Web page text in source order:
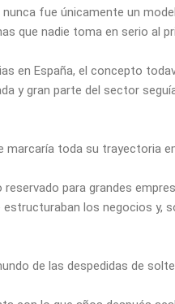
fue únicamente un
que nadie toma en serio al
en España, el concepto
y gran parte del sector
toda su trayectoria
para grandes
los negocios
de las despedidas de